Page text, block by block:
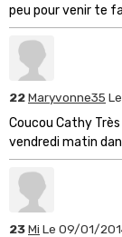
peu pour venir te
22Maryvonne35
Coucou Cathy
vendredi matin
23Mi Le 09/01/